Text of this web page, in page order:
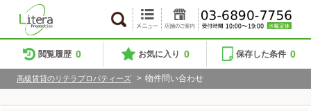
閲覧履歴 0 お気に入り 0 保存した条件 0
高級賃貸のリテラプロパティーズ > 物件問い合わせ